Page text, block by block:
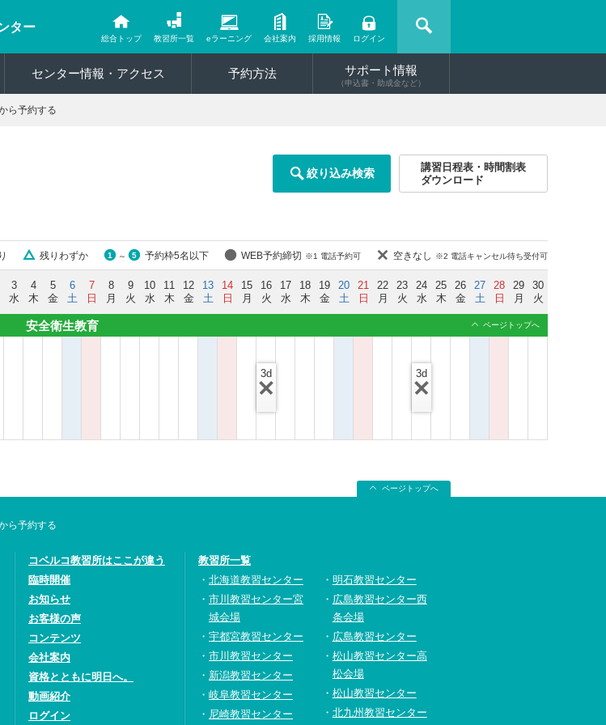
ター
総合トップ 教習所一覧 eラーニング 会社案内 採用情報 ログイン
センター情報・アクセス 予約方法 サポート情報
（申込書・助成金など）
ら予約する
絞り込み検索
講習日程表・時間割表
ダウンロード
残りわずか 1 ～ 5 予約枠5名以下 WEB予約締切 ※1 電話予約可 空きなし ※2 電話キャンセル待ち受付可
3
水
4
木
5
金
6
土
7
日
8
月
9
火
10
水
11
木
12
金
13
土
14
日
15
月
16
火
17
水
18
木
19
金
20
土
21
日
22
月
23
火
24
水
25
木
26
金
27
土
28
日
29
月
30
火
安全衛生教育 ページトップへ
3d 3d
ページトップへ
ら予約する
コベルコ教習所はここが違う
臨時開催
お知らせ
お客様の声
コンテンツ
会社案内
資格とともに明日へ。
動画紹介
ログイン
教習所一覧
北海道教習センター
市川教習センター宮
城会場
宇都宮教習センター
市川教習センター
新潟教習センター
岐阜教習センター
尼崎教習センター
明石教習センター
広島教習センター西
条会場
広島教習センター
松山教習センター高
松会場
松山教習センター
北九州教習センター